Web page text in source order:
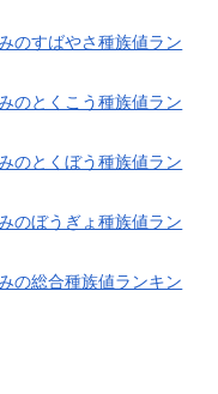
のすばやさ種族値ラン
のとくこう種族値ラン
のとくぼう種族値ラン
のぼうぎょ種族値ラン
の総合種族値ランキン